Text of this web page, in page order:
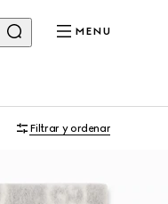
MENU
Filtrar y ordenar